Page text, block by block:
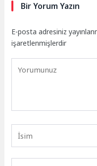
Bir Yorum Yazın
E-posta adresiniz
işaretlenmişlerdir